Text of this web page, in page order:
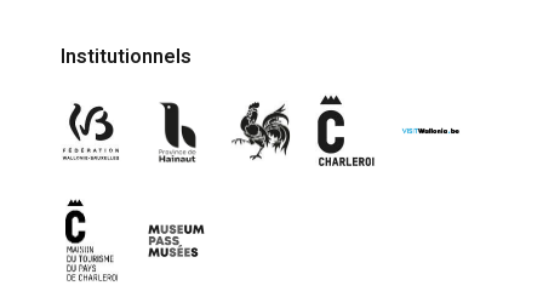
Institutionnels